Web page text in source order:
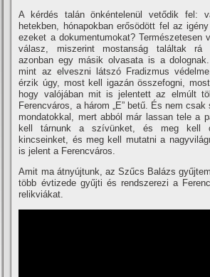
A kérdés talán önkéntelenül vetődik fel:
hetekben, hónapokban erősödött fel az
ezeket a dokumentumokat? Természetesen
válasz, miszerint mostanság találtak rá
azonban egy másik olvasata is a
mint az elveszni látszó Fradizmus
érzik úgy, most kell igazán összefogni,
hogy valójában mit is jelentett az elmúlt
Ferencváros, a három „E” betű. És nem
mondatokkal, mert abból már lassan tele a
kell tárnunk a szí­vünket, és meg kell
kincseinket, és meg kell mutatni a
is jelent a Ferencváros.
Amit ma átnyújtunk, az Szűcs Balázs
több évtizede gyűjti és rendszerezi a
relikviákat.